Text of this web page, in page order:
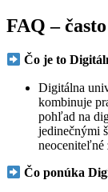
FAQ –
Čo je to
Digitálna
kombinuje
pohľad na
jedinečnými
neoceniteľné
Čo ponúka